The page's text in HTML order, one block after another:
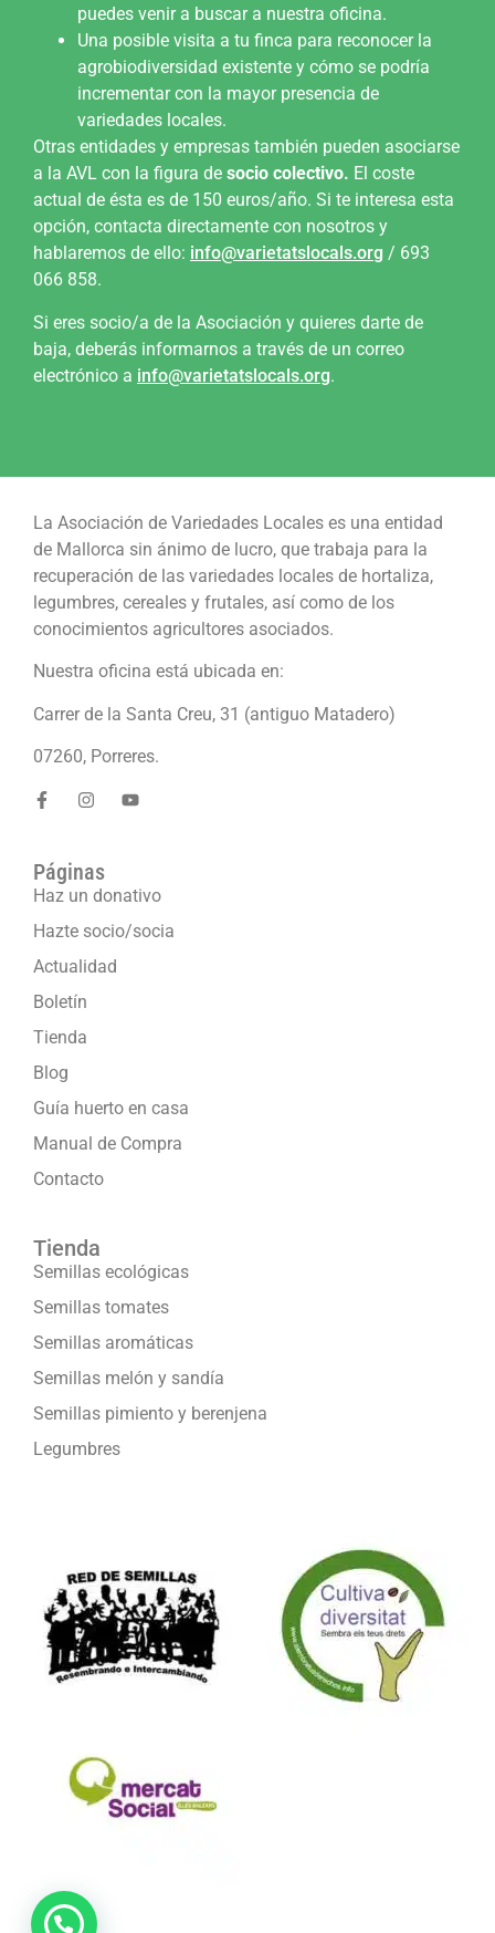
puedes venir a buscar a nuestra oficina.
Una posible visita a tu finca para reconocer la
agrobiodiversidad existente y cómo se podría
incrementar con la mayor presencia de
variedades locales.
Otras entidades y empresas también pueden asociarse
a la AVL con la figura de socio colectivo. El coste
actual de ésta es de 150 euros/año. Si te interesa esta
opción, contacta directamente con nosotros y
hablaremos de ello: info@varietatslocals.org / 693
066 858.
Si eres socio/a de la Asociación y quieres darte de
baja, deberás informarnos a través de un correo
electrónico a info@varietatslocals.org.
La Asociación de Variedades Locales es una entidad
de Mallorca sin ánimo de lucro, que trabaja para la
recuperación de las variedades locales de hortaliza,
legumbres, cereales y frutales, así como de los
conocimientos agricultores asociados.
Nuestra oficina está ubicada en:
Carrer de la Santa Creu, 31 (antiguo Matadero)
07260, Porreres.
Páginas
Haz un donativo
Hazte socio/socia
Actualidad
Boletín
Tienda
Blog
Guía huerto en casa
Manual de Compra
Contacto
Tienda
Semillas ecológicas
Semillas tomates
Semillas aromáticas
Semillas melón y sandía
Semillas pimiento y berenjena
Legumbres